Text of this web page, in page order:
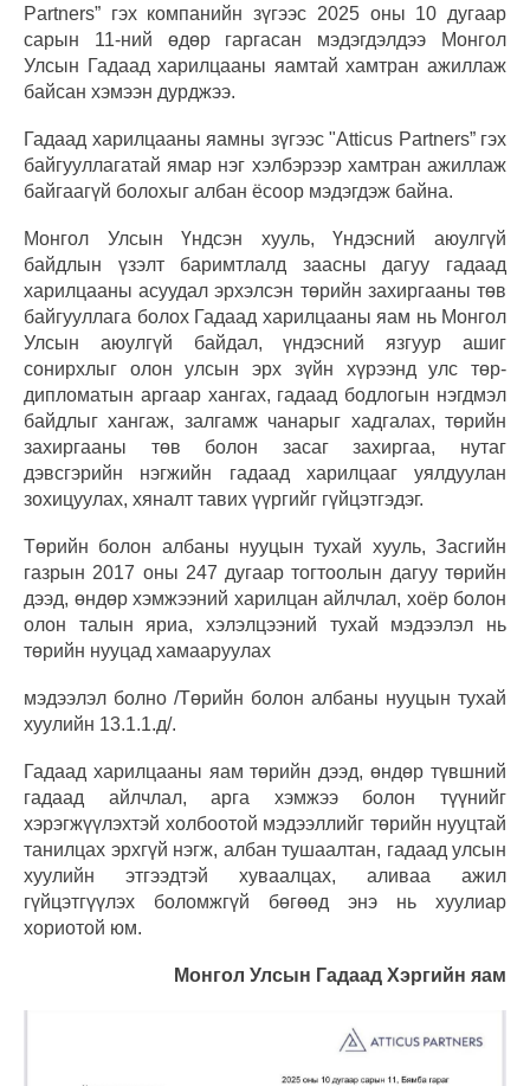
Partners” гэх компанийн зүгээс 2025 оны 10 дугаар
сарын 11-ний өдөр гаргасан мэдэгдэлдээ Монгол
Улсын Гадаад харилцааны яамтай хамтран ажиллаж
байсан хэмээн дурджээ.
Гадаад харилцааны яамны зүгээс "Atticus Partners” гэх
байгууллагатай ямар нэг хэлбэрээр хамтран ажиллаж
байгаагүй болохыг албан ёсоор мэдэгдэж байна.
Монгол Улсын Үндсэн хууль, Үндэсний аюулгүй
байдлын үзэлт баримтлалд заасны дагуу гадаад
харилцааны асуудал эрхэлсэн төрийн захиргааны төв
байгууллага болох Гадаад харилцааны яам нь Монгол
Улсын аюулгүй байдал, үндэсний язгуур ашиг
сонирхлыг олон улсын эрх зүйн хүрээнд улс төр-
дипломатын аргаар хангах, гадаад бодлогын нэгдмэл
байдлыг хангаж, залгамж чанарыг хадгалах, төрийн
захиргааны төв болон засаг захиргаа, нутаг
дэвсгэрийн нэгжийн гадаад харилцааг уялдуулан
зохицуулах, хяналт тавих үүргийг гүйцэтгэдэг.
Төрийн болон албаны нууцын тухай хууль, Засгийн
газрын 2017 оны 247 дугаар тогтоолын дагуу төрийн
дээд, өндөр хэмжээний харилцан айлчлал, хоёр болон
олон талын яриа, хэлэлцээний тухай мэдээлэл нь
төрийн нууцад хамааруулах
мэдээлэл болно /Төрийн болон албаны нууцын тухай
хуулийн 13.1.1.д/.
Гадаад харилцааны яам төрийн дээд, өндөр түвшний
гадаад айлчлал, арга хэмжээ болон түүнийг
хэрэгжүүлэхтэй холбоотой мэдээллийг төрийн нууцтай
танилцах эрхгүй нэгж, албан тушаалтан, гадаад улсын
хуулийн этгээдтэй хуваалцах, аливаа ажил
гүйцэтгүүлэх боломжгүй бөгөөд энэ нь хуулиар
хориотой юм.
Монгол Улсын Гадаад Хэргийн яам